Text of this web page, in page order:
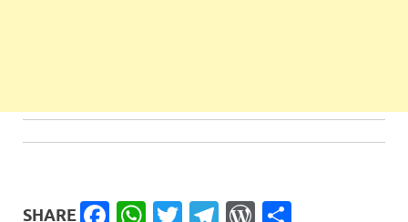
SHARE Facebook
WhatsApp
Twitter
Telegram
WordPress